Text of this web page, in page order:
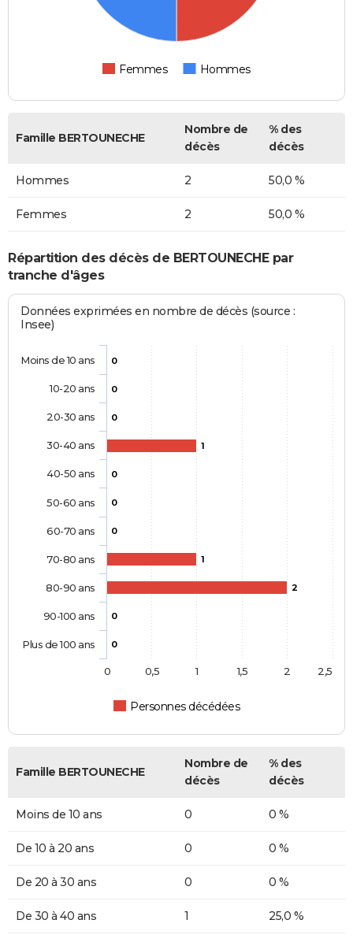
Femmes Hommes
Famille BERTOUNECHE
Nombre de
décès
% des
décès
Hommes 2 50,0 %
Femmes 2 50,0 %
Répartition des décès de BERTOUNECHE par
tranche d'âges
Données exprimées en nombre de décès (source :
Insee)
0
0
0
1
0
0
0
1
2
0
0
Personnes décédées
Moins de 10 ans
10-20 ans
20-30 ans
30-40 ans
40-50 ans
50-60 ans
60-70 ans
70-80 ans
80-90 ans
90-100 ans
Plus de 100 ans
0 0,5 1 1,5 2 2,5
Famille BERTOUNECHE
Nombre de
décès
% des
décès
Moins de 10 ans 0 0 %
De 10 à 20 ans 0 0 %
De 20 à 30 ans 0 0 %
De 30 à 40 ans 1 25,0 %